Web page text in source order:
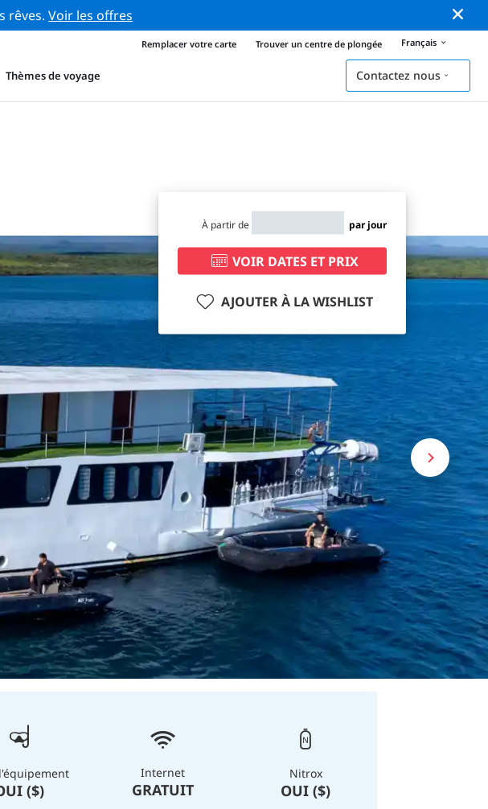
rêves. Voir les offres
Remplacer votre carte Trouver un centre de plongée Français
Thèmes de voyage Contactez nous
À partir de par jour
VOIR DATES ET PRIX
AJOUTER À LA WISHLIST
($)
Internet
GRATUIT
Nitrox
OUI ($)